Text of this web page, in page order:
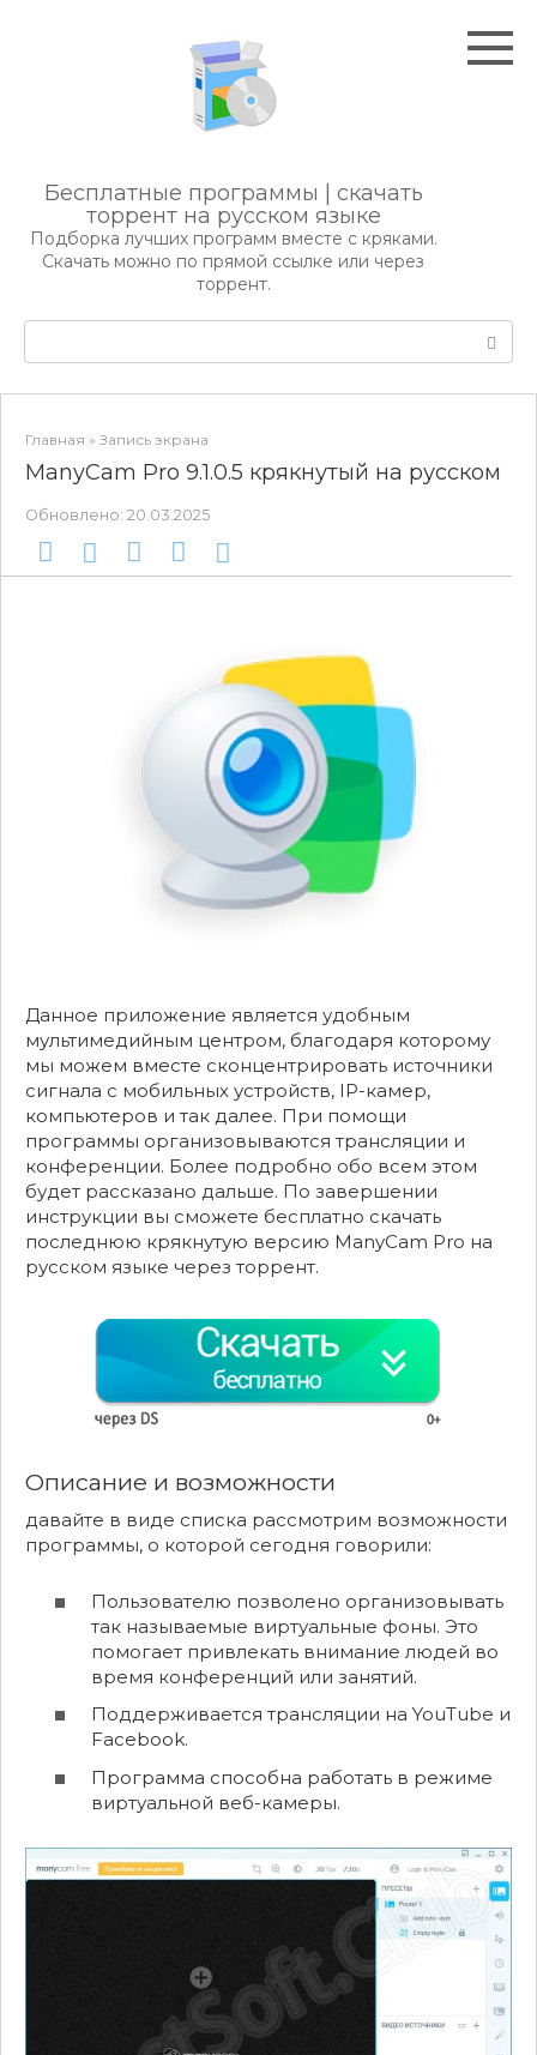
Бесплатные программы | скачать
торрент на русском языке
Подборка лучших программ вместе с кряками.
Скачать можно по прямой ссылке или через
торрент.
Главная » Запись экрана
ManyCam Pro 9.1.0.5 крякнутый на русском
Обновлено: 20.03.2025
Данное приложение является удобным
мультимедийным центром, благодаря которому
мы можем вместе сконцентрировать источники
сигнала с мобильных устройств, IP-камер,
компьютеров и так далее. При помощи
программы организовываются трансляции и
конференции. Более подробно обо всем этом
будет рассказано дальше. По завершении
инструкции вы сможете бесплатно скачать
последнюю крякнутую версию ManyCam Pro на
русском языке через торрент.
Описание и возможности
давайте в виде списка рассмотрим возможности
программы, о которой сегодня говорили:
Пользователю позволено организовывать
так называемые виртуальные фоны. Это
помогает привлекать внимание людей во
время конференций или занятий.
Поддерживается трансляции на YouTube и
Facebook.
Программа способна работать в режиме
виртуальной веб-камеры.